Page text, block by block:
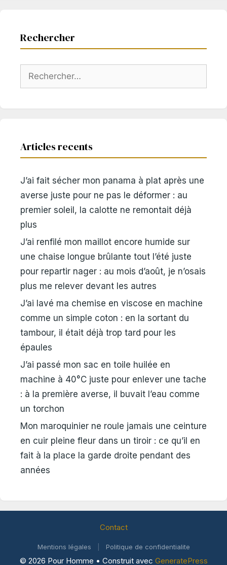
Rechercher
Rechercher :
Articles recents
J’ai fait sécher mon panama à plat après une
averse juste pour ne pas le déformer : au
premier soleil, la calotte ne remontait déjà
plus
J’ai renfilé mon maillot encore humide sur
une chaise longue brûlante tout l’été juste
pour repartir nager : au mois d’août, je n’osais
plus me relever devant les autres
J’ai lavé ma chemise en viscose en machine
comme un simple coton : en la sortant du
tambour, il était déjà trop tard pour les
épaules
J’ai passé mon sac en toile huilée en
machine à 40°C juste pour enlever une tache
: à la première averse, il buvait l’eau comme
un torchon
Mon maroquinier ne roule jamais une ceinture
en cuir pleine fleur dans un tiroir : ce qu’il en
fait à la place la garde droite pendant des
années
Contact
Mentions légales Politique de confidentialite
© 2026 Pour Homme • Construit avec GeneratePress